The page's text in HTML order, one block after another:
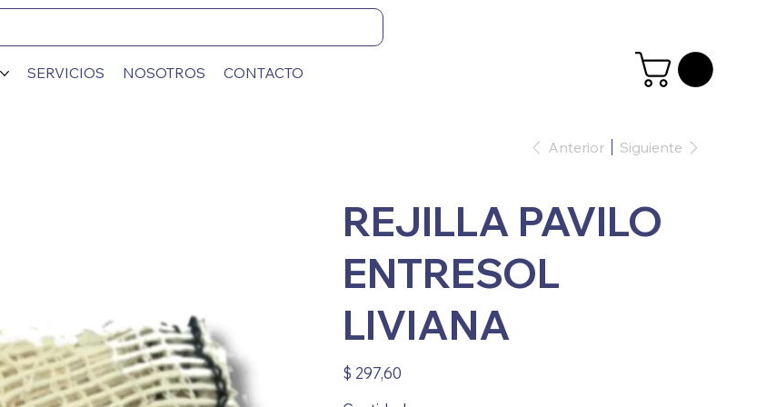
SERVICIOS NOSOTROS CONTACTO
Anterior Siguiente
REJILLA PAVILO
ENTRESOL
LIVIANA
Precio
$ 297,60